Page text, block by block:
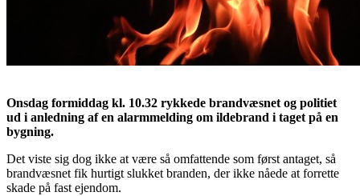
Onsdag formiddag kl. 10.32 rykkede brandvæsnet og politiet
ud i anledning af en alarmmelding om ildebrand i taget på en
bygning.
Det viste sig dog ikke at være så omfattende som først antaget, så
brandvæsnet fik hurtigt slukket branden, der ikke nåede at forrette
skade på fast ejendom.